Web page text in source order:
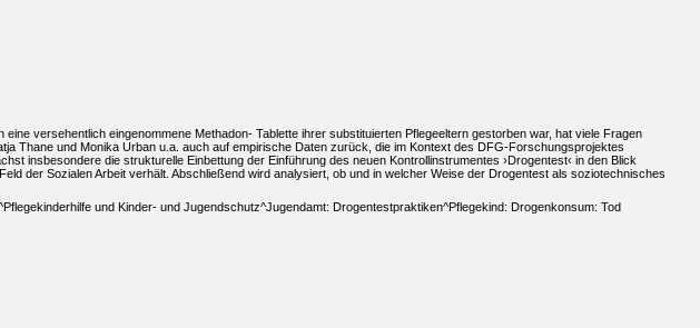
versehentlich eingenommene Methadon- Tablette ihrer substituierten Pflegeeltern gestorben war, hat viele Fragen
Thane und Monika Urban u.a. auch auf empirische Daten zurück, die im Kontext des DFG-Forschungsprojektes
insbesondere die strukturelle Einbettung der Einführung des neuen Kontrollinstrumentes ›Drogentest‹ in den Blick
der Sozialen Arbeit verhält. Abschließend wird analysiert, ob und in welcher Weise der Drogentest als soziotechnisches
und Kinder- und Jugendschutz^Jugendamt: Drogentestpraktiken^Pflegekind: Drogenkonsum: Tod